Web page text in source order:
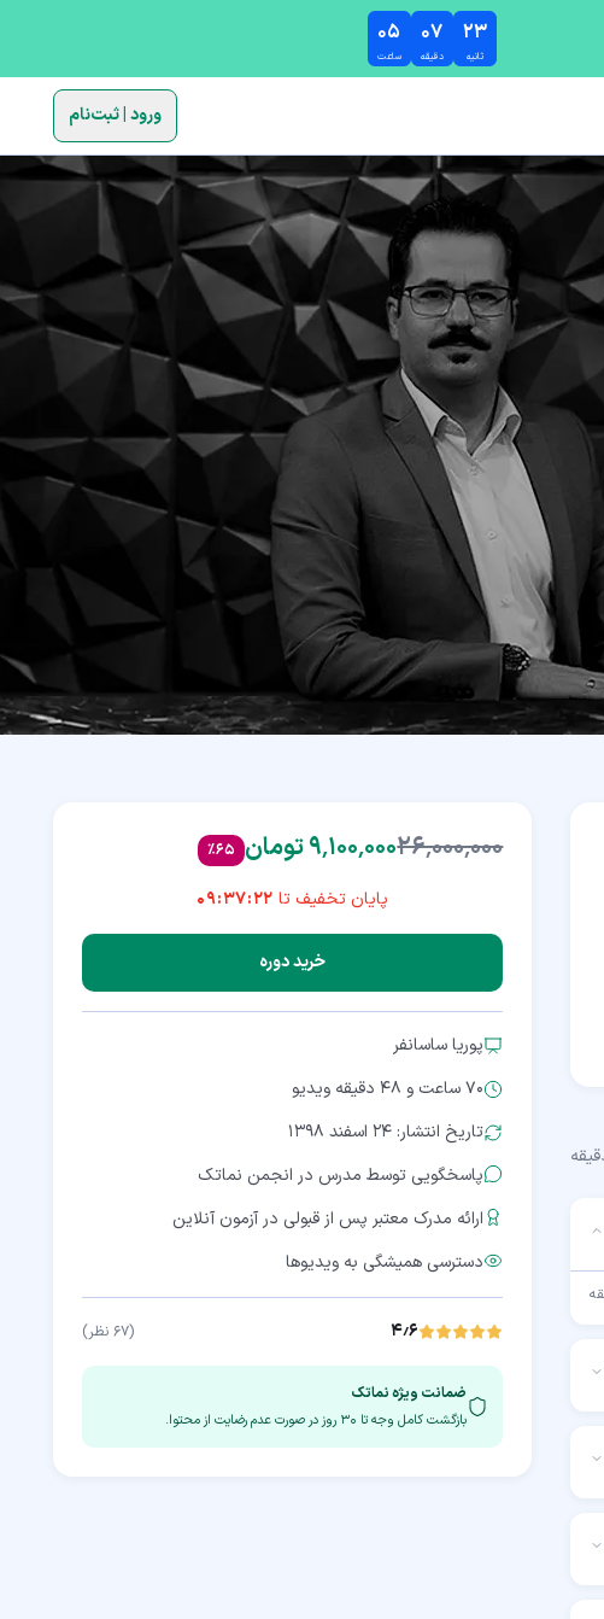
۰۵
ساعت
۰۷
دقیقه
۲۲
ثانیه
ورود | ثبت‌نام
۲۶٬۰۰۰٬۰۰۰۹٬۱۰۰٬۰۰۰ تومان %65
پایان تخفیف تا 09:37:21
خرید دوره
پوریا ساسانفر
70 ساعت و 48 دقیقه
ویدیو
تاریخ انتشار: ۲۴ اسفند ۱۳۹۸
پاسخگویی توسط مدرس در انجمن نماتک
ارائه مدرک معتبر پس از قبولی در آزمون آنلاین
دسترسی همیشگی به ویدیوها
۴٫۶ (۶۷نظر)
ضمانت ویژه نماتک
بازگشت کامل وجه تا ۳۰ روز در صورت عدم رضایت از محتوا.